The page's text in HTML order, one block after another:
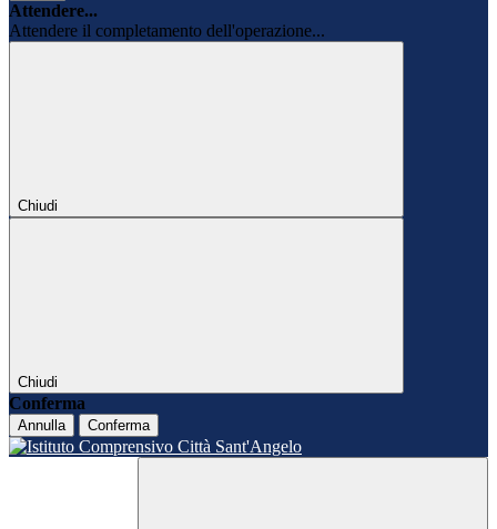
Attendere...
Attendere il completamento dell'operazione...
Chiudi
Chiudi
Conferma
Annulla Conferma